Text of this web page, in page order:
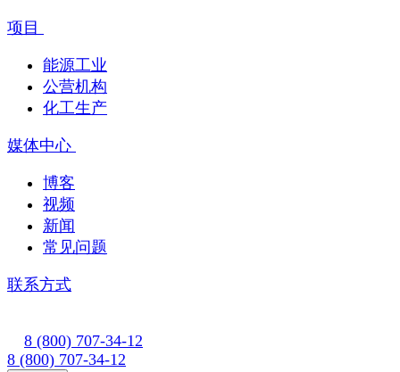
项目
能源工业
公营机构
化工生产
媒体中心
博客
视频
新闻
常见问题
联系方式
8 (800) 707-34-12
8 (800) 707-34-12